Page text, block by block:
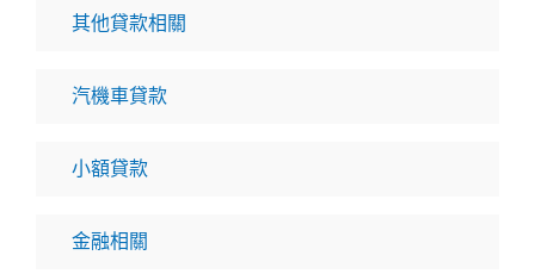
其他貸款相關
汽機車貸款
小額貸款
金融相關